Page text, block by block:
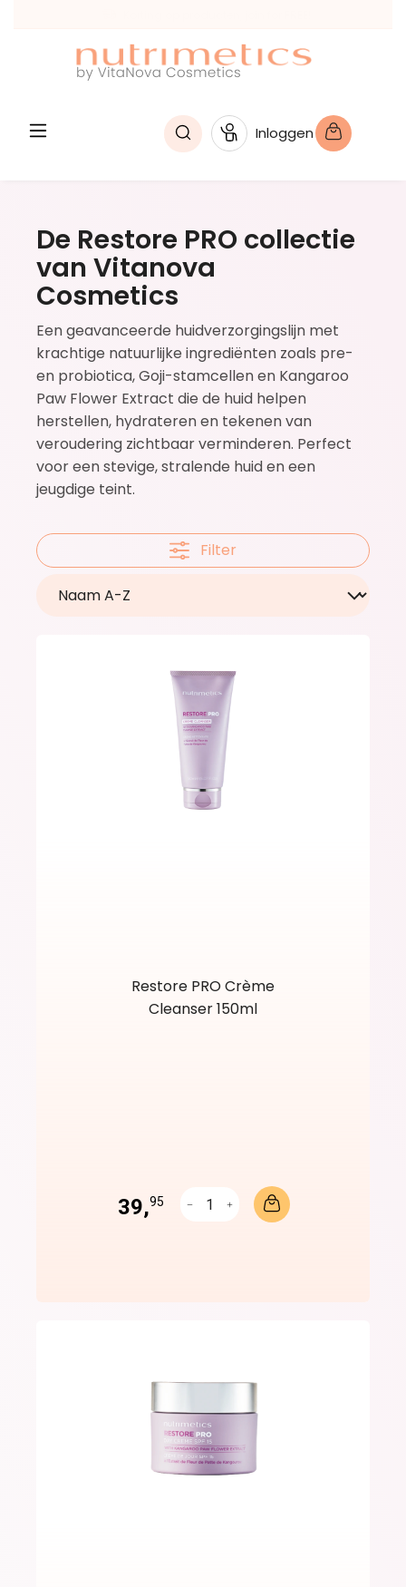
Inloggen
De Restore PRO collectie
van Vitanova
Cosmetics
Een geavanceerde huidverzorgingslijn met
krachtige natuurlijke ingrediënten zoals pre-
en probiotica, Goji-stamcellen en Kangaroo
Paw Flower Extract die de huid helpen
herstellen, hydrateren en tekenen van
veroudering zichtbaar verminderen. Perfect
voor een stevige, stralende huid en een
jeugdige teint.
Filter
Restore PRO Crème
Cleanser 150ml
39,95